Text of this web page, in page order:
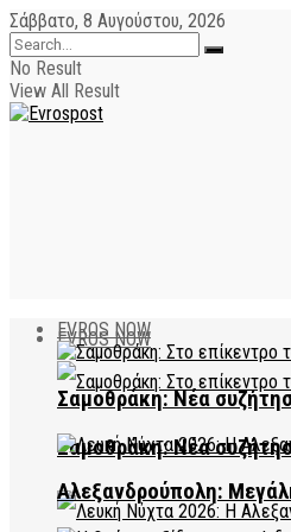
Σάββατο, 8 Αυγούστου, 2026
No Result
View All Result
EVROS NOW
Σαμοθράκη: Νέα
EVROS NOW
Σαμοθράκη: Νέα
Αλεξανδρούπολη: